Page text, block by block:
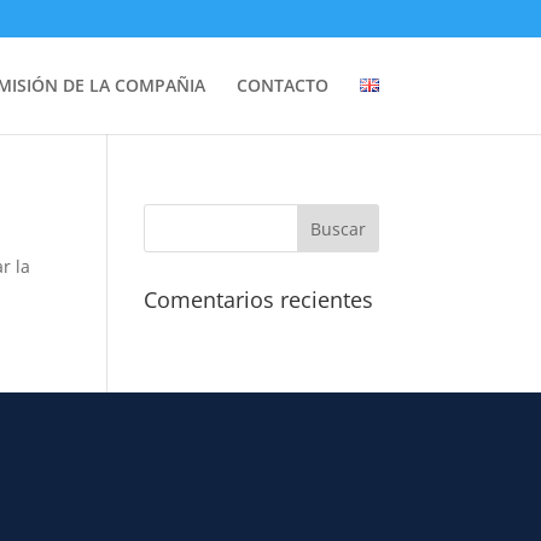
DE LA COMPAÑIA CONTACTO
la
Comentarios recientes